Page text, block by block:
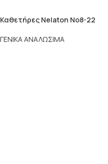
Καθετήρες Nelaton No8-22
ΓΕΝΙΚΑ ΑΝΑΛΩΣΙΜΑ